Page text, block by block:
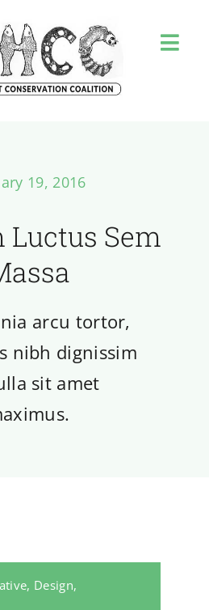
US
FLYERS
19, 2016
Sem
arcu tortor,
nibh dignissim
sit amet
, Design,